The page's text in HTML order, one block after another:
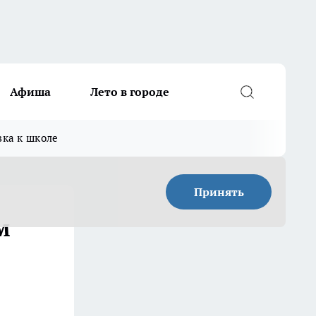
Афиша Лето в городе
к школе
Принять